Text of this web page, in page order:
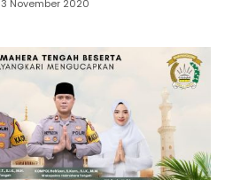
3 November 2020